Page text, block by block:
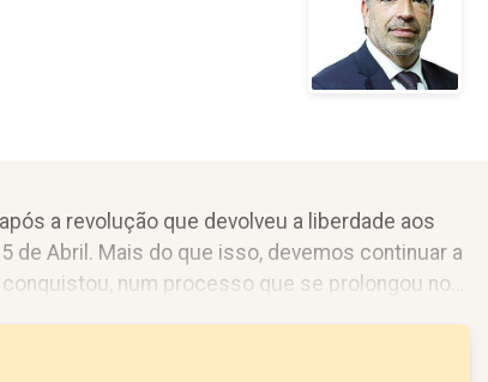
a revolução que devolveu a liberdade aos
de Abril. Mais do que isso, devemos continuar a
num processo que se prolongou no